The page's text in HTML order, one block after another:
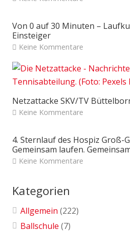
Von 0 auf 30 Minuten –
Einsteiger
Keine Kommentare
Netzattacke SKV/TV
Keine Kommentare
4. Sternlauf des Hospiz Groß-
Gemeinsam laufen.
Keine Kommentare
Kategorien
Allgemein (222)
Ballschule (7)